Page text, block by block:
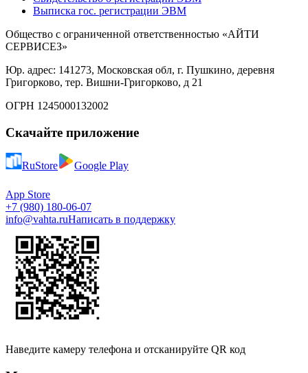
Выписка гос. регистрации ЭВМ
Общество с ограниченной ответственностью «АЙТИ
СЕРВИСЕЗ»
Юр. адрес: 141273, Московская обл, г. Пушкино, деревня
Григорково, тер. Вишни-Григорково, д 21
ОГРН 1245000132002
Скачайте приложение
RuStore Google Play
App Store
+7 (980) 180-06-07
info@vahta.ruНаписать в поддержку
Наведите камеру телефона и отсканируйте QR код